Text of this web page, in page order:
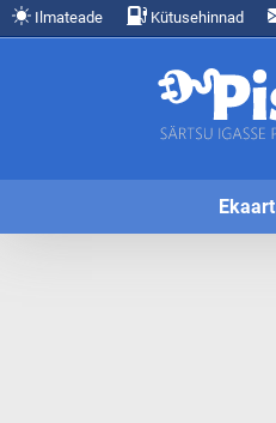
Ilmateade Kütusehinnad
Ekaart